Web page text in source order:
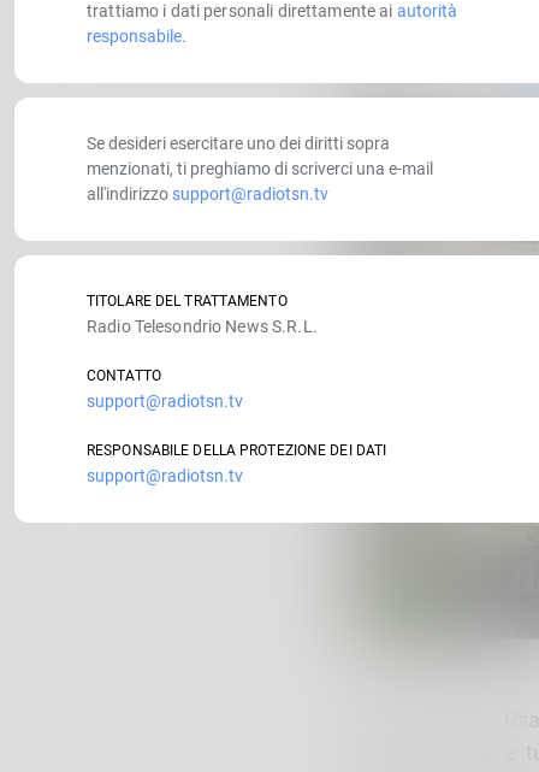
trattiamo i dati personali direttamente ai autorità
responsabile.
Se desideri esercitare uno dei diritti sopra
menzionati, ti preghiamo di scriverci una e-mail
all'indirizzo support@radiotsn.tv
TITOLARE DEL TRATTAMENTO
Radio Telesondrio News S.R.L.
CONTATTO
support@radiotsn.tv
RESPONSABILE DELLA PROTEZIONE DEI DATI
support@radiotsn.tv